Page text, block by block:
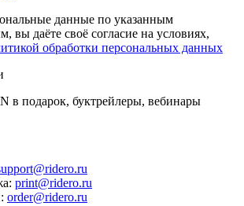
данные по указанным
вы даёте своё согласие на условиях,
обработки персональных данных
в подарок, буктрейлеры, вебинары
: print@ridero.ru
: order@ridero.ru